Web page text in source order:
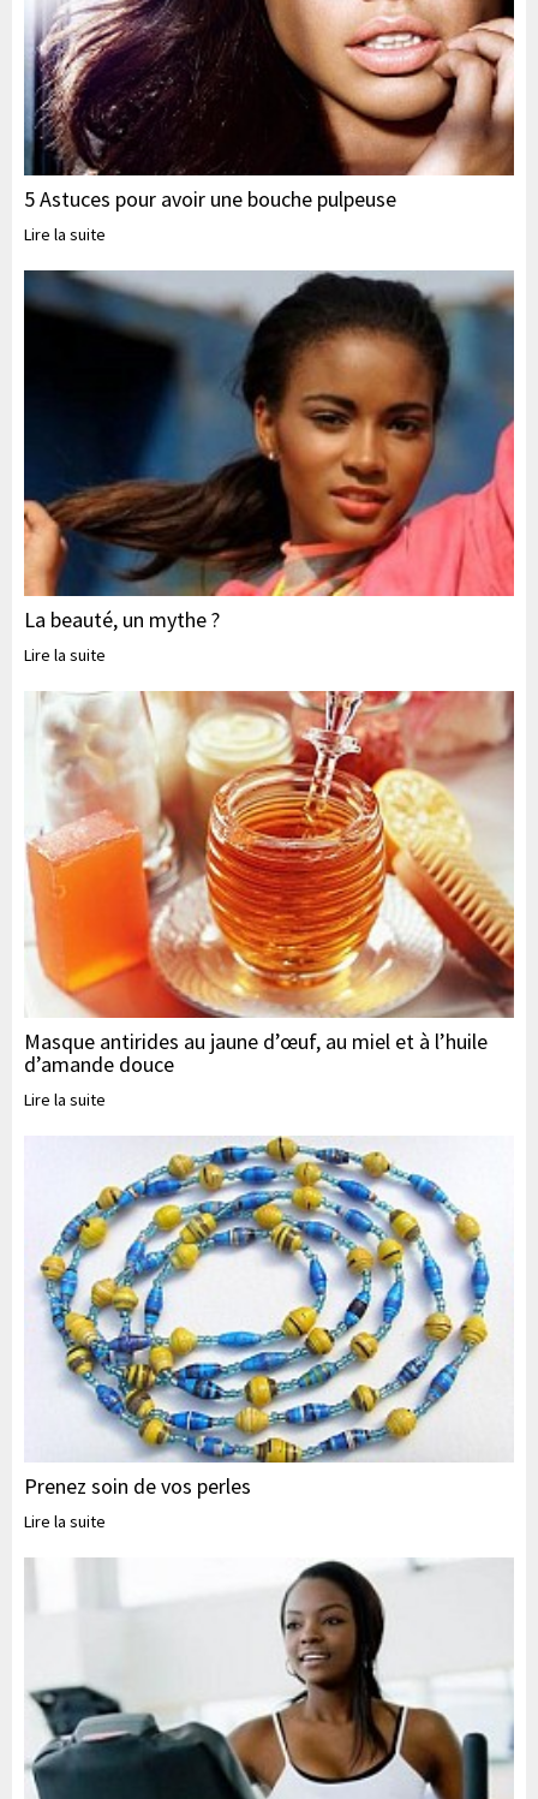
5 Astuces pour avoir une bouche pulpeuse
Lire la suite
La beauté, un mythe ?
Lire la suite
Masque antirides au jaune d’œuf, au miel et à l’huile
d’amande douce
Lire la suite
Prenez soin de vos perles
Lire la suite